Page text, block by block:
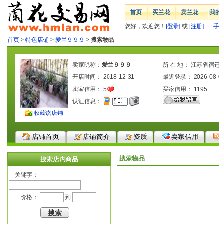
首页 买兰花 卖兰花 我
您好，欢迎您！ [登录] 或 [注册]
首页 > 特色店铺 > 爱兰９９９ > 搜索物品
收藏该店铺
卖家昵称： 爱兰９９９
所 在 地： 江苏省宿
开店时间： 2018-12-31
最近登录： 2026-
卖家信用： 5 买家信用： 1195
认证信息：
店铺首页 店铺简介 资质 卖家信用
搜索店内商品
关键字：
价格： 到
搜索物品